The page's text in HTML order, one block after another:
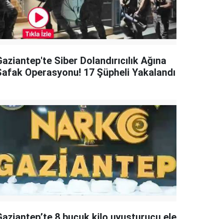
Siber Dolandırıcılık Ağına
Operasyonu! 17 Şüpheli Yakalandı